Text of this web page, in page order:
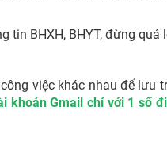
tin BHXH, BHYT, đừng quá
việc khác nhau để lưu
khoản Gmail chỉ với 1 số